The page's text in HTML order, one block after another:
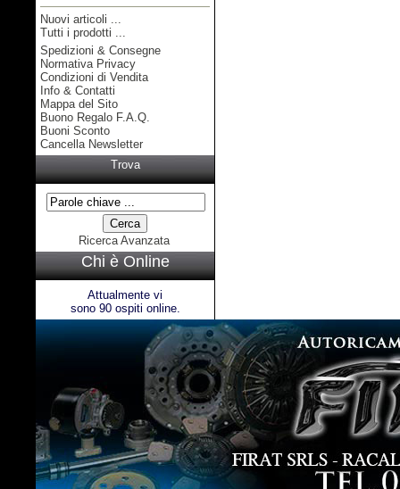
Nuovi articoli ...
Tutti i prodotti ...
Informazioni
Spedizioni & Consegne
Normativa Privacy
Condizioni di Vendita
Info & Contatti
Mappa del Sito
Buono Regalo F.A.Q.
Buoni Sconto
Cancella Newsletter
Trova
Ricerca Avanzata
Chi è Online
Attualmente vi
sono 90 ospiti online.